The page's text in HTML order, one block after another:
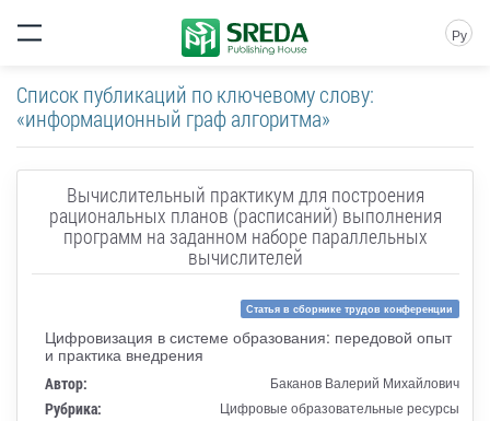
Ру
Список публикаций по ключевому слову:
«информационный граф алгоритма»
Вычислительный практикум для построения
рациональных планов (расписаний) выполнения
программ на заданном наборе параллельных
вычислителей
Статья в сборнике трудов конференции
Цифровизация в системе образования: передовой опыт
и практика внедрения
Автор: Баканов Валерий Михайлович
Рубрика: Цифровые образовательные ресурсы